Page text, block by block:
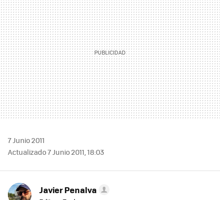
7 Junio 2011
Actualizado 7 Junio 2011, 18:03
Javier Penalva